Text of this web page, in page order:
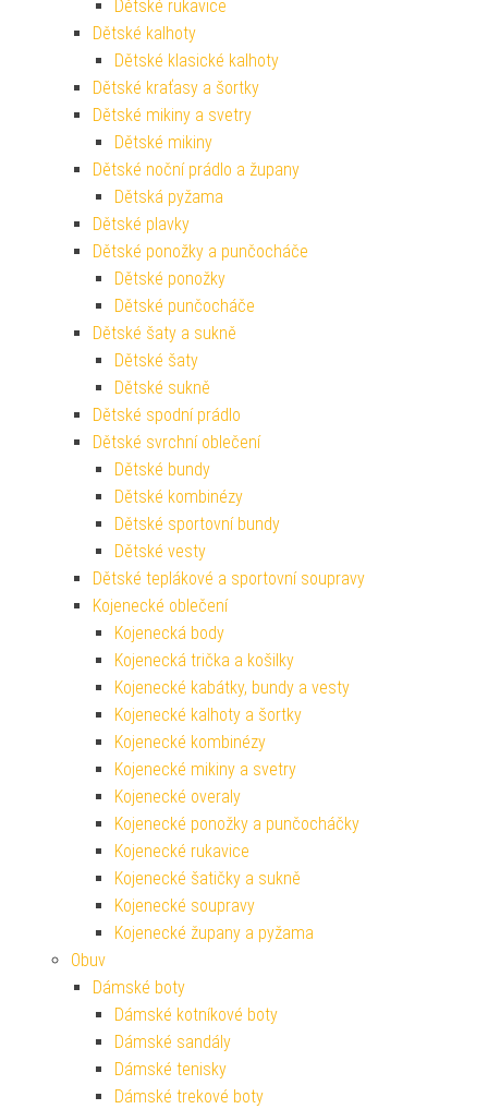
Dětské rukavice
Dětské kalhoty
Dětské klasické kalhoty
Dětské kraťasy a šortky
Dětské mikiny a svetry
Dětské mikiny
Dětské noční prádlo a župany
Dětská pyžama
Dětské plavky
Dětské ponožky a punčocháče
Dětské ponožky
Dětské punčocháče
Dětské šaty a sukně
Dětské šaty
Dětské sukně
Dětské spodní prádlo
Dětské svrchní oblečení
Dětské bundy
Dětské kombinézy
Dětské sportovní bundy
Dětské vesty
Dětské teplákové a sportovní soupravy
Kojenecké oblečení
Kojenecká body
Kojenecká trička a košilky
Kojenecké kabátky, bundy a vesty
Kojenecké kalhoty a šortky
Kojenecké kombinézy
Kojenecké mikiny a svetry
Kojenecké overaly
Kojenecké ponožky a punčocháčky
Kojenecké rukavice
Kojenecké šatičky a sukně
Kojenecké soupravy
Kojenecké župany a pyžama
Obuv
Dámské boty
Dámské kotníkové boty
Dámské sandály
Dámské tenisky
Dámské trekové boty